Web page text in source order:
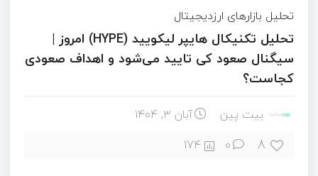
تحلیل بازارهای ارزدیجیتال
تحلیل تکنیکال هایپر لیکویید (HYPE) امروز |
سیگنال صعود کی تایید می‌شود و اهداف صعودی
کجاست؟
بیت پین آبان ۳, ۱۴۰۴
8
0
174